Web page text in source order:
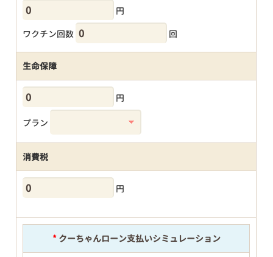
円
ワクチン回数
回
生命保障
円
プラン
消費税
円
*クーちゃんローン支払いシミュレーション